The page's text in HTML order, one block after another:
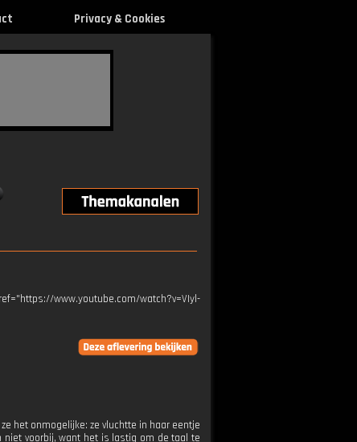
Privacy & Cookies
www.youtube.com/watch?v=VIyl-
het onmogelijke: ze vluchtte in haar eentje
niet voorbij, want het is lastig om de taal te